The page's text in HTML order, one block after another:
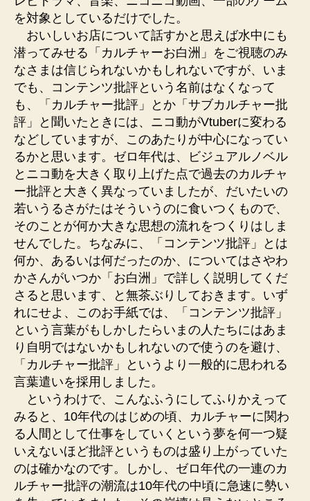
を対象としているだけでした。
おいしいお店について話すかと思えば水中にも
潜ってみせる「カルチャーお白洲」をご視聴のみ
なさまは信じられないかもしれないですが、いま
でも、コンテンツ批評という名前はなくなって
も、「カルチャー批評」とか「サブカルチャー批
評」と聞いたときには、ニコ動がVtuberに変わる
などしていますが、このあたりが中心になってい
るかと思います。ゼロ年代は、ビジュアルノベル
とニコ動を大きく取り上げた点で過去のカルチャ
ー批評と大きく異なっていましたが、だいたいの
若いうるさがたはそういうのに食いつくもので、
そのことが何か大きな思想の流れをつくりはしま
せんでした。ちなみに、「コンテンツ批評」とは
何か、あるいは何だったのか、についてはさやわ
かさんがいつか「お白洲」で詳しく説明してくだ
さると思います、と無茶ぶりしておきます。いず
れにせよ、このお手紙では、「コンテンツ批評」
という言葉がもしかしたらいまの人たちにはあま
り自明ではないかもしれないので使うのを避け、
「カルチャー批評」というより一般的に思われる
言葉遣いを採用しました。
というわけで、こんなふうにしてふりかえって
みると、10年代のはじめの頃、カルチャーに関わ
る人間として仕事をしていくという夢を何一つ疑
いえないほど批評というものは盛り上がっていた
のは確かなのです。しかし、ゼロ年代の一連のカ
ルチャー批評の潮流は10年代の中頃に急速に勢い